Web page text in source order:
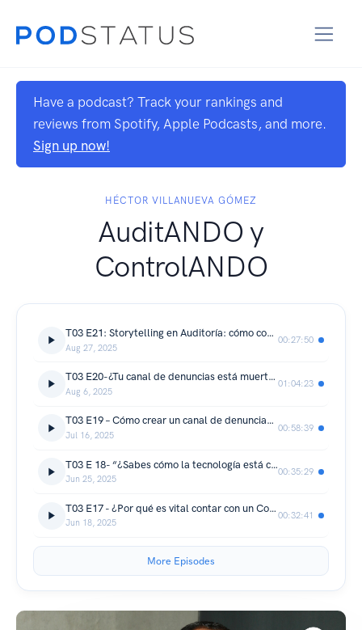
Have a podcast? Track your rankings and
reviews from Spotify, Apple Podcasts, and more.
Sign up now!
HÉCTOR VILLANUEVA GÓMEZ
AuditANDO y
ControlANDO
T03 E21: Storytelling en Auditoría: cómo comunicar hallazgos con impacto
Aug 27, 2025
00:27:50
T03 E20-¿Tu canal de denuncias está muerto? Así lo vuelves una herramienta viva y útil
Aug 6, 2025
01:04:23
T03 E19 – Cómo crear un canal de denuncias que funcione: Clave para una Cultura Ética Viva
Jul 16, 2025
00:58:39
T03 E 18- “¿Sabes cómo la tecnología está cambiando las reglas del juego en auditoría interna?”
Jun 25, 2025
00:35:29
T03 E17 - ¿Por qué es vital contar con un Comité de Auditoría y una función formal de Auditoría Interna en tu organización?
Jun 18, 2025
00:32:41
More Episodes